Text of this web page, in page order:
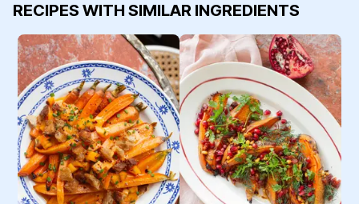
RECIPES WITH SIMILAR INGREDIENTS